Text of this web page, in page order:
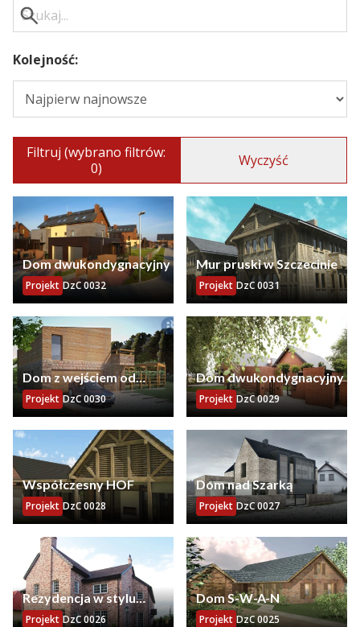
Kolejność:
Filtruj (wybrano filtrów:
0)
Wyczyść
Dom dwukondygnacyjny
Projekt DzC 0032
Mur pruski w Szczecinie
Projekt DzC 0031
Dom z wejściem od
południa
Projekt DzC 0030
Dom dwukondygnacyjny
Projekt DzC 0029
Współczesny HOF
Projekt DzC 0028
Dom nad Szarką
Projekt DzC 0027
Rezydencja w stylu
angielskim
Projekt DzC 0026
Dom S-W-A-N
Projekt DzC 0025